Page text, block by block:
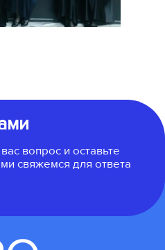
вопрос и оставьте
свяжемся для ответа